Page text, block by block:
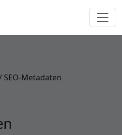
SEO-Metadaten